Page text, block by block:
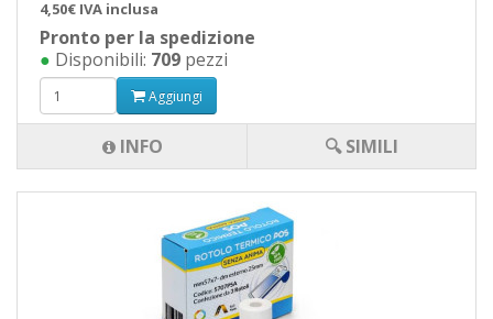
4,50€ IVA inclusa
Pronto per la spedizione
● Disponibili: 709 pezzi
Aggiungi
INFO 🔍 SIMILI